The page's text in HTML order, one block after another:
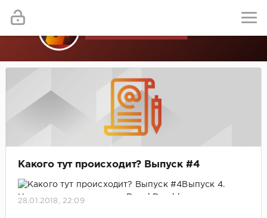
Какого тут происходит? Выпуск #4
Выпуск 4.
Неожиданные концовки Royal Rumble
28.01.2018, 22:09